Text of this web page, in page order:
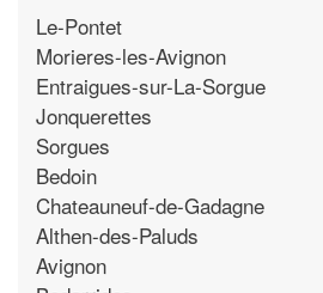
Le-Pontet
Morieres-les-Avignon
Entraigues-sur-La-Sorgue
Jonquerettes
Sorgues
Bedoin
Chateauneuf-de-Gadagne
Althen-des-Paluds
Avignon